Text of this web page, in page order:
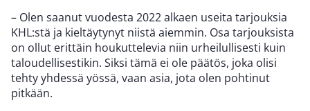
– Olen saanut vuodesta 2022 alkaen useita tarjouksia
KHL:stä ja kieltäytynyt niistä aiemmin. Osa tarjouksista
on ollut erittäin houkuttelevia niin urheilullisesti kuin
taloudellisestikin. Siksi tämä ei ole päätös, joka olisi
tehty yhdessä yössä, vaan asia, jota olen pohtinut
pitkään.